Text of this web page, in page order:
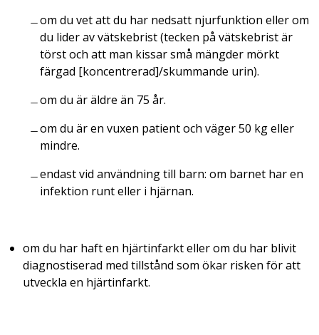
om du vet att du har nedsatt njurfunktion eller om
du lider av vätskebrist (tecken på vätskebrist är
törst och att man kissar små mängder mörkt
färgad [koncentrerad]/skummande urin).
om du är äldre än 75 år.
om du är en vuxen patient och väger 50 kg eller
mindre.
endast vid användning till barn: om barnet har en
infektion runt eller i hjärnan.
om du har haft en hjärtinfarkt eller om du har blivit
diagnostiserad med tillstånd som ökar risken för att
utveckla en hjärtinfarkt.